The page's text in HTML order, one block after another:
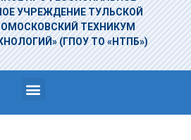
УЧРЕЖДЕНИЕТУЛЬСКОЙ
ТЕХНИКУМ
(ГПОУ ТО «НТПБ»)